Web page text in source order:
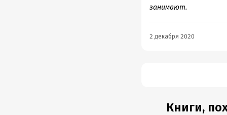
занимают.
2 декабря 2020
Книги,